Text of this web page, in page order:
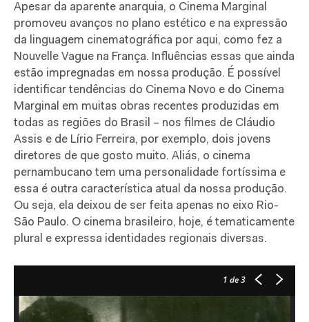
Apesar da aparente anarquia, o Cinema Marginal
promoveu avanços no plano estético e na expressão
da linguagem cinematográfica por aqui, como fez a
Nouvelle Vague na França. Influências essas que ainda
estão impregnadas em nossa produção. É possível
identificar tendências do Cinema Novo e do Cinema
Marginal em muitas obras recentes produzidas em
todas as regiões do Brasil – nos filmes de Cláudio
Assis e de Lírio Ferreira, por exemplo, dois jovens
diretores de que gosto muito. Aliás, o cinema
pernambucano tem uma personalidade fortíssima e
essa é outra característica atual da nossa produção.
Ou seja, ela deixou de ser feita apenas no eixo Rio-
São Paulo. O cinema brasileiro, hoje, é tematicamente
plural e expressa identidades regionais diversas.
1 de 3